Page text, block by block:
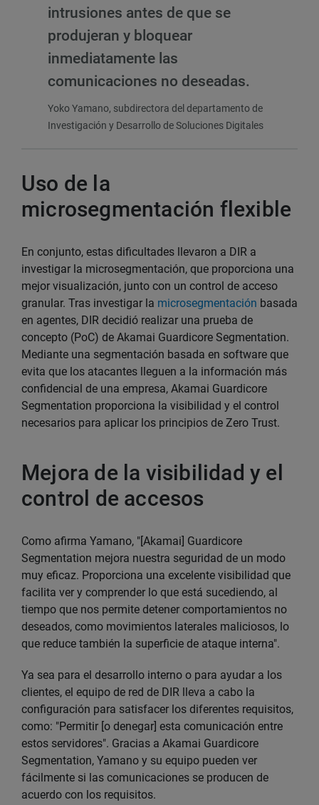
intrusiones antes de que se
produjeran y bloquear
inmediatamente las
comunicaciones no deseadas.
Yoko Yamano, subdirectora del departamento de
Investigación y Desarrollo de Soluciones Digitales
Uso de la
microsegmentación flexible
En conjunto, estas dificultades llevaron a DIR a
investigar la microsegmentación, que proporciona una
mejor visualización, junto con un control de acceso
granular. Tras investigar la microsegmentación basada
en agentes, DIR decidió realizar una prueba de
concepto (PoC) de Akamai Guardicore Segmentation.
Mediante una segmentación basada en software que
evita que los atacantes lleguen a la información más
confidencial de una empresa, Akamai Guardicore
Segmentation proporciona la visibilidad y el control
necesarios para aplicar los principios de Zero Trust.
Mejora de la visibilidad y el
control de accesos
Como afirma Yamano, "[Akamai] Guardicore
Segmentation mejora nuestra seguridad de un modo
muy eficaz. Proporciona una excelente visibilidad que
facilita ver y comprender lo que está sucediendo, al
tiempo que nos permite detener comportamientos no
deseados, como movimientos laterales maliciosos, lo
que reduce también la superficie de ataque interna".
Ya sea para el desarrollo interno o para ayudar a los
clientes, el equipo de red de DIR lleva a cabo la
configuración para satisfacer los diferentes requisitos,
como: "Permitir [o denegar] esta comunicación entre
estos servidores". Gracias a Akamai Guardicore
Segmentation, Yamano y su equipo pueden ver
fácilmente si las comunicaciones se producen de
acuerdo con los requisitos.